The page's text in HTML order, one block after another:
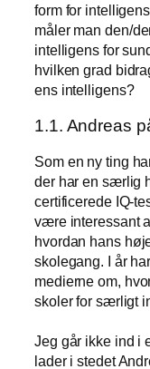
form for
måler man den/
intelligens for
hvilken grad
ens intelligens?
1.1. Andreas
Som en ny ting
der har en særlig
certificerede IQ-
være interessant
hvordan hans
skolegang. I år
medierne om,
skoler for særligt
Jeg går ikke ind i
lader i stedet